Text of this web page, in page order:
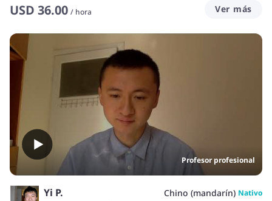
dedicado a aprender, avanzaremos igual de rápido y te
aprendizaje. 🤩💪🚀
USD 36.00 / hora Ver más
Profesor profesional
Yi P. Chino (mandarín) Nativo